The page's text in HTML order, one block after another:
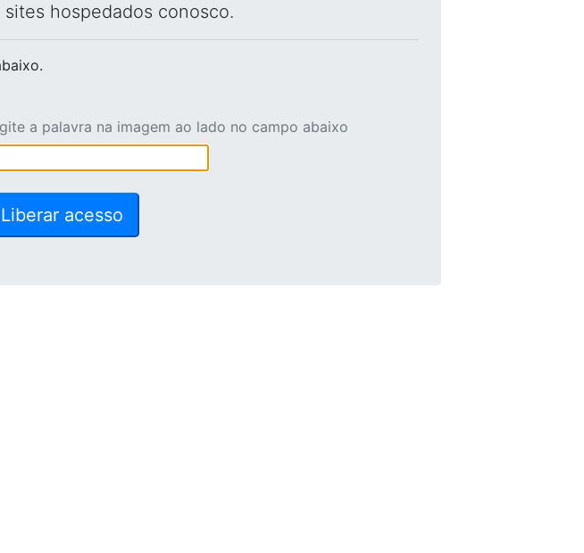
hospedados conosco.
a palavra na imagem ao lado no campo abaixo